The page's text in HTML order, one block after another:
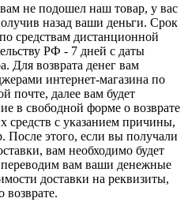
не подошел наш товар, у вас
назад ваши деньги. Срок
средствам дистанционной
РФ - 7 дней с даты
Для возврата денег вам
интернет-магазина по
почте, далее вам будет
в свободной форме о возврате
средств с указанием причины,
После этого, если вы получали
вам необходимо будет
вам ваши денежные
доставки на реквизиты,
возврате.